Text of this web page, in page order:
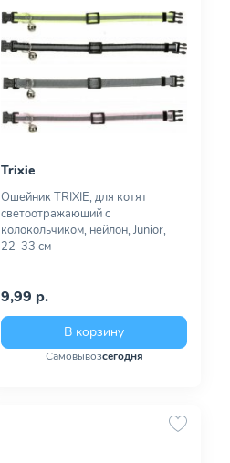
Trixie
Ошейник TRIXIE, для котят
светоотражающий с
колокольчиком, нейлон, Junior,
22-33 см
9,99 р.
В корзину
Самовывозсегодня